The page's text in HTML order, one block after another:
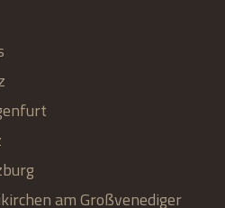
am Großvenediger